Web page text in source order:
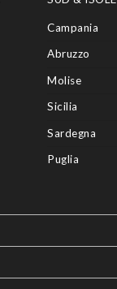
Campania
Abruzzo
Molise
Sicilia
Sardegna
Puglia